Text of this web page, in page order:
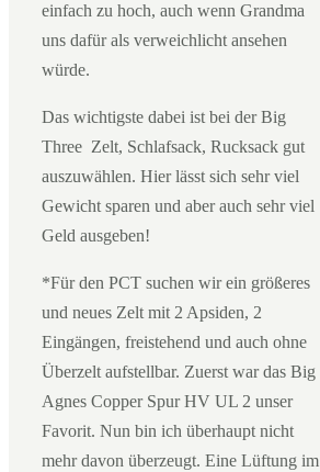
einfach zu hoch, auch wenn Grandma
uns dafür als verweichlicht ansehen
würde.
Das wichtigste dabei ist bei der Big
Three Zelt, Schlafsack, Rucksack gut
auszuwählen. Hier lässt sich sehr viel
Gewicht sparen und aber auch sehr viel
Geld ausgeben!
*Für den PCT suchen wir ein größeres
und neues Zelt mit 2 Apsiden, 2
Eingängen, freistehend und auch ohne
Überzelt aufstellbar. Zuerst war das Big
Agnes Copper Spur HV UL 2 unser
Favorit. Nun bin ich überhaupt nicht
mehr davon überzeugt. Eine Lüftung im